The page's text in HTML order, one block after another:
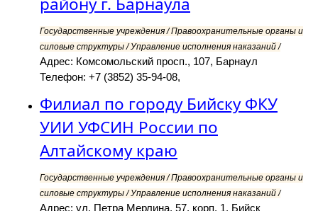
Государственные учреждения / Правоохранительные органы и
силовые структуры / Управление исполнения наказаний /
Адрес: Комсомольский просп., 107, Барнаул
Телефон: +7 (3852) 35-94-08,
Филиал по городу Бийску ФКУ
УИИ УФСИН России по
Алтайскому краю
Государственные учреждения / Правоохранительные органы и
силовые структуры / Управление исполнения наказаний /
Адрес: ул. Петра Мерлина, 57, корп. 1, Бийск